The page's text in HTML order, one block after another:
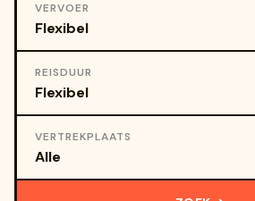
VERVOER
REISDUUR
VERTREKPLAATS